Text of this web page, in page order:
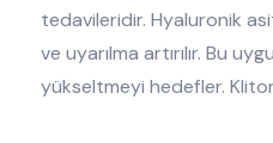
tedavileridir. Hyaluronik
ve uyarılma artırılır. Bu
yükseltmeyi hedefler.